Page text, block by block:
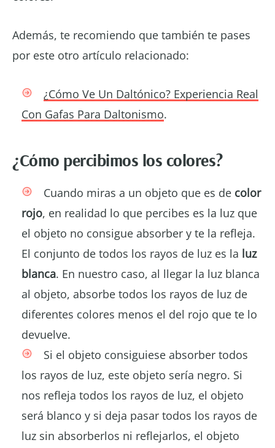
Además, te recomiendo que también te pases
por este otro artículo relacionado:
¿Cómo Ve Un Daltónico? Experiencia Real
Con Gafas Para Daltonismo.
¿Cómo percibimos los colores?
Cuando miras a un objeto que es de color
rojo, en realidad lo que percibes es la luz que
el objeto no consigue absorber y te la refleja.
El conjunto de todos los rayos de luz es la luz
blanca. En nuestro caso, al llegar la luz blanca
al objeto, absorbe todos los rayos de luz de
diferentes colores menos el del rojo que te lo
devuelve.
Si el objeto consiguiese absorber todos
los rayos de luz, este objeto sería negro. Si
nos refleja todos los rayos de luz, el objeto
será blanco y si deja pasar todos los rayos de
luz sin absorberlos ni reflejarlos, el objeto